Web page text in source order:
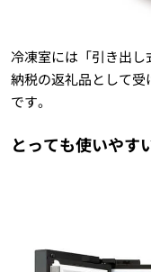
冷凍室には「引き出
納税の返礼品として
です。
とっても使いやす